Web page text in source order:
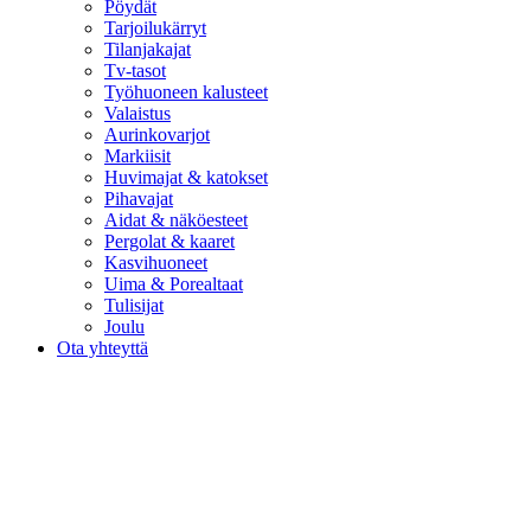
Pöydät
Tarjoilukärryt
Tilanjakajat
Tv-tasot
Työhuoneen kalusteet
Valaistus
Aurinkovarjot
Markiisit
Huvimajat & katokset
Pihavajat
Aidat & näköesteet
Pergolat & kaaret
Kasvihuoneet
Uima & Porealtaat
Tulisijat
Joulu
Ota yhteyttä